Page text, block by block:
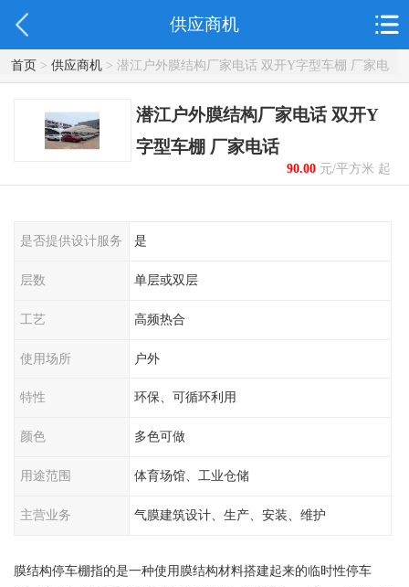
供应商机
首页> 供应商机> 潜江户外膜结构厂家电话 双开Y字型车棚 厂家电
话
潜江户外膜结构厂家电话 双开Y
字型车棚 厂家电话
90.00元/平方米 起
是否提供设计服务 是
层数 单层或双层
工艺 高频热合
使用场所 户外
特性 环保、可循环利用
颜色 多色可做
用途范围 体育场馆、工业仓储
主营业务 气膜建筑设计、生产、安装、维护
膜结构停车棚指的是一种使用膜结构材料搭建起来的临时性停车